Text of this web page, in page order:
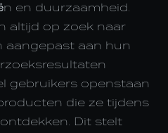
en duurzaamheid.
altijd op zoek naar
aangepast aan hun
gebruikers openstaan
die ze tijdens
Dit stelt